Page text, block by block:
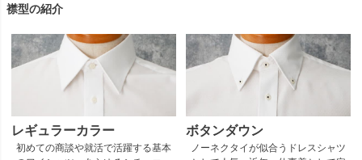
襟型の紹介
レギュラーカラー
初めての商談や就活で活躍する基本
ボタンダウン
ノーネクタイが似合うドレスシャツ